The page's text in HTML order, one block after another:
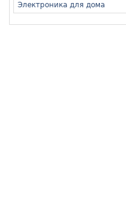
Электроника для дома